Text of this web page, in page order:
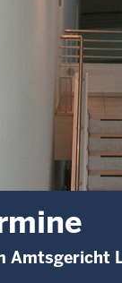
Amtsgericht